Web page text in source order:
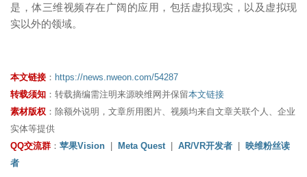
是，体三维视频存在广阔的应用，包括虚拟现实，以及虚拟现
实以外的领域。
本文链接 ： https://news.nweon.com/54287
转载须知 ：转载摘编需注明来源映维网并保留本文链接
素材版权 ：除额外说明，文章所用图片、视频均来自文章关联个人、企业
实体等提供
QQ交流群 ： 苹果Vision | Meta Quest | AR/VR开发者 | 映维粉丝读
者